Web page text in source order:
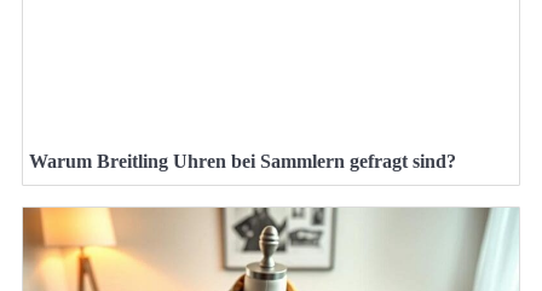
Warum Breitling Uhren bei Sammlern gefragt sind?